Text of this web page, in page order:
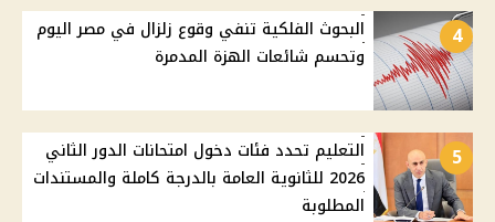
4
البحوث الفلكية تنفي وقوع زلزال في مصر اليوم
وتحسم شائعات الهزة المدمرة
5
التعليم تحدد فئات دخول امتحانات الدور الثاني
2026 للثانوية العامة بالدرجة كاملة والمستندات
المطلوبة